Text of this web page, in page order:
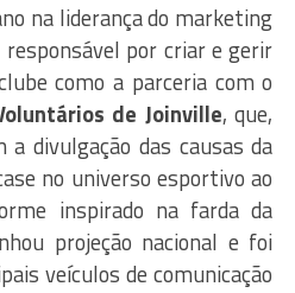
na liderança do marketing
responsável por criar e gerir
como a parceria com o
de Joinville, que,
divulgação das causas da
no universo esportivo ao
inspirado na farda da
projeção nacional e foi
veículos de comunicação